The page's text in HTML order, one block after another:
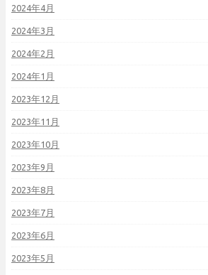
2024年4月
2024年3月
2024年2月
2024年1月
2023年12月
2023年11月
2023年10月
2023年9月
2023年8月
2023年7月
2023年6月
2023年5月